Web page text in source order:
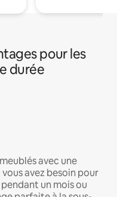
pour les
durée
avec une
avez besoin pour
un mois ou